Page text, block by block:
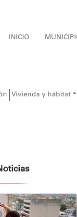
INICIO
Vivienda y hábitat